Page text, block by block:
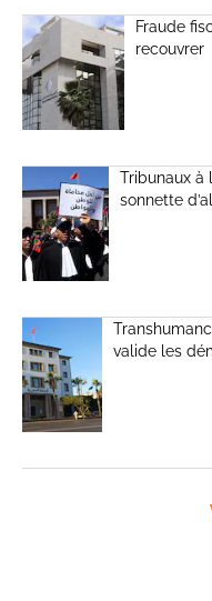
Fraude
recouvrer
Tribunaux à
sonnette
valide les